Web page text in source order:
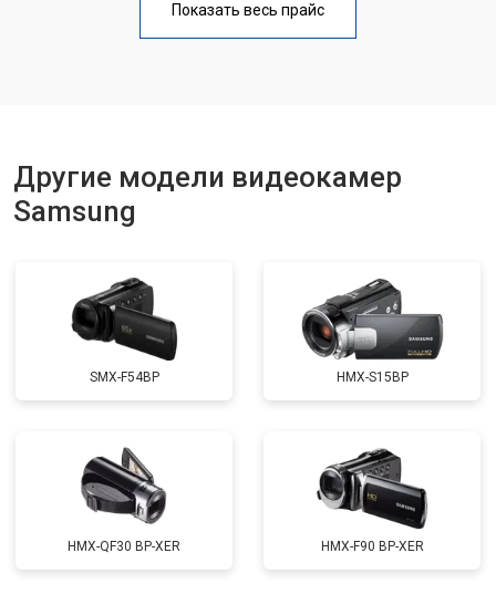
Показать весь прайс
Другие модели видеокамер
Samsung
SMX-F54BP HMX-S15BP
HMX-QF30 BP-XER HMX-F90 BP-XER